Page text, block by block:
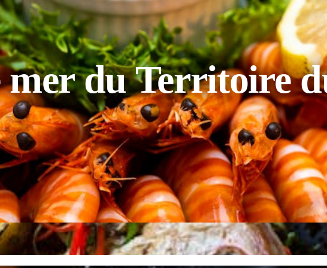
mer du Territoire